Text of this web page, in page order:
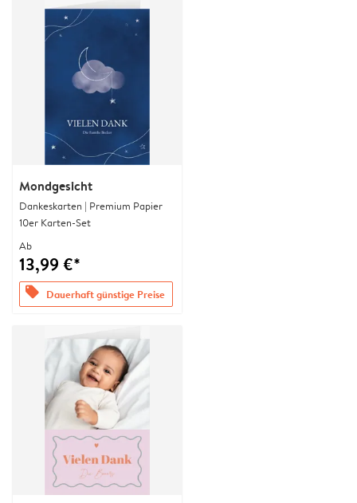
Mondgesicht
Dankeskarten | Premium Papier
10er Karten-Set
Ab
13,99 €*
offers Dauerhaft günstige Preise